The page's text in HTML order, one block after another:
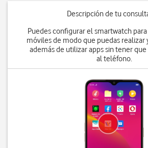
Descripción de tu
Puedes configurar el smartwatch
móviles de modo que puedas realizar
además de utilizar apps sin tener
al teléfono.